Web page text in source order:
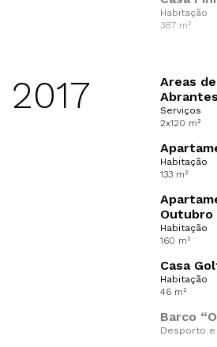
Habitação
387 m²
Casa
Habitação
46 m²
Outubro
Habitação
160 m²
Habitação
133 m²
Areas
Serviços
2x120 m²
2017
Barco
Desporto